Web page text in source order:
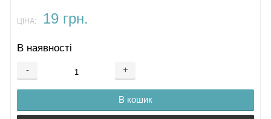
ЦІНА: 19 грн.
В наявності
- +
В кошик